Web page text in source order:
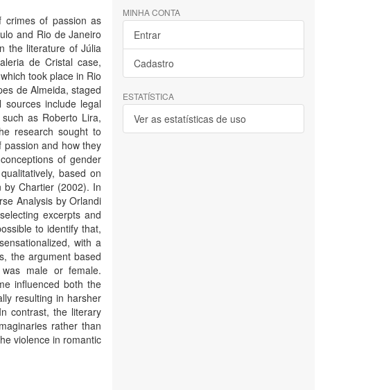
crimes of passion as
and Rio de Janeiro
the literature of Júlia
de Cristal case,
took place in Rio
de Almeida, staged
include legal
as Roberto Lira,
research sought to
and how they
of gender
based on
by Chartier (2002). In
Analysis by Orlandi
excerpts and
to identify that,
with a
the argument based
male or female.
influenced both the
resulting in harsher
contrast, the literary
rather than
violence in romantic
MINHA CONTA
Entrar
Cadastro
ESTATÍSTICA
Ver as estatísticas de uso